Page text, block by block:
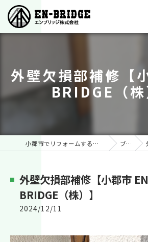
外壁欠損部補修【
BRIDGE（株
小郡市でリフォームするならEN-BRIDGE株式会社 ブログ
外壁欠損部補修【小郡市
BRIDGE（株）】
2024/12/11